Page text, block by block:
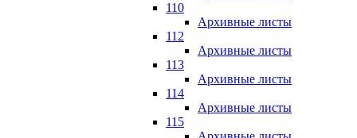
110
Архивные листы
112
Архивные листы
113
Архивные листы
114
Архивные листы
115